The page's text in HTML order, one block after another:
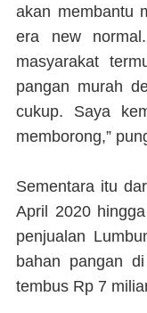
akan membantu
era new
masyarakat
pangan murah
cukup. Saya
memborong,”
Sementara itu
April 2020
penjualan
bahan pangan
tembus Rp 7